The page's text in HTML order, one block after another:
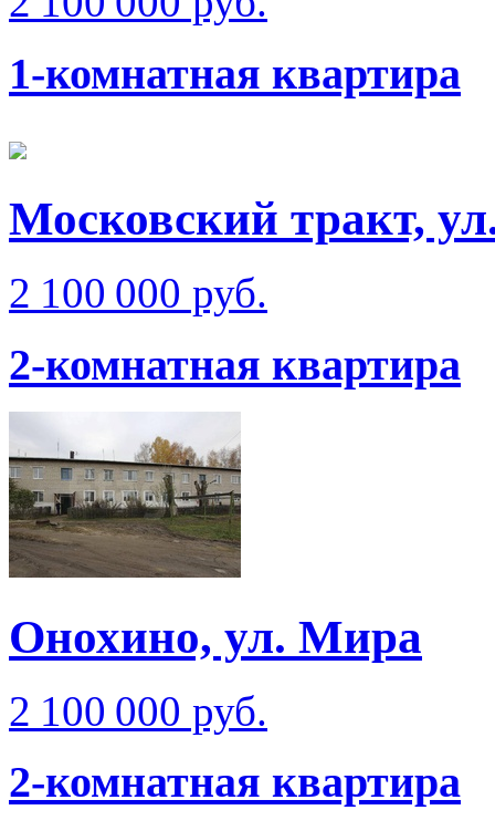
1-комнатная квартира
Московский тракт,
2 100 000 руб.
2-комнатная квартира
Онохино, ул. Мира
2 100 000 руб.
2-комнатная квартира